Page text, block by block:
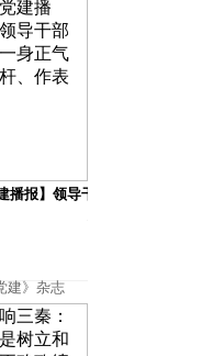
01
政德
播报】领导干部要以一身正气树
建》杂志